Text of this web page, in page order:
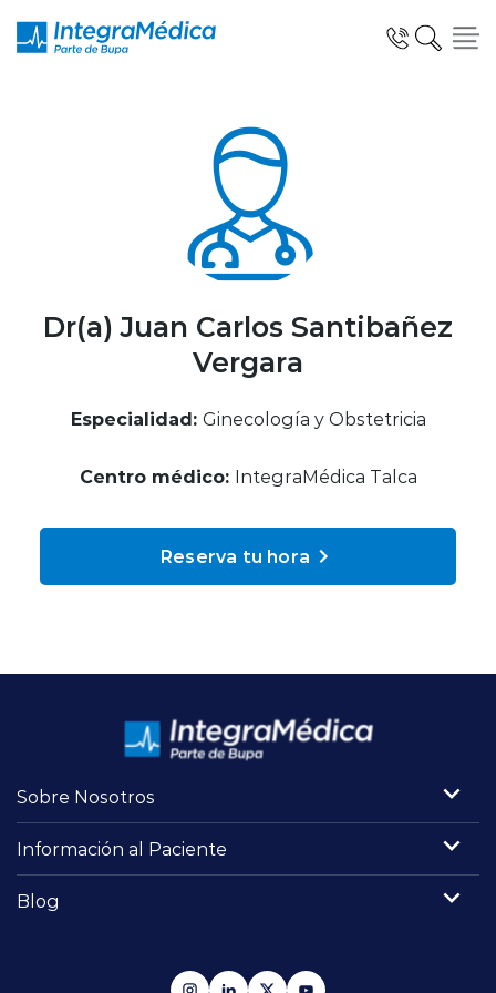
Especialidades y Servicios
Telemedicina Blua
Clínicas Dentales
Reserva de Horas
Mi Portal Bupa
Dr(a) Juan Carlos Santibañez
Vergara
Especialidad: Ginecología y Obstetricia
Centro médico: IntegraMédica Talca
Reserva tu hora
Sobre Nosotros
Información al Paciente
Blog